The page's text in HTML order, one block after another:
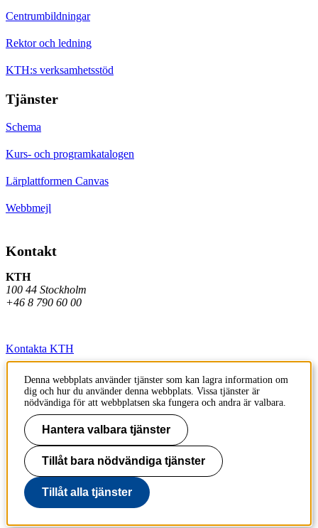
Centrumbildningar
Rektor och ledning
KTH:s verksamhetsstöd
Tjänster
Schema
Kurs- och programkatalogen
Lärplattformen Canvas
Webbmejl
Kontakt
KTH
100 44 Stockholm
+46 8 790 60 00
Kontakta KTH
Jobba på KTH
Press och media
Faktura och betalning KTH
Om KTH:s webbplatser
Tillgänglighetsredogörelse
Denna webbplats använder tjänster som kan lagra information om
dig och hur du använder denna webbplats. Vissa tjänster är
nödvändiga för att webbplatsen ska fungera och andra är valbara.
Hantera valbara tjänster
Tillåt bara nödvändiga tjänster
Tillåt alla tjänster